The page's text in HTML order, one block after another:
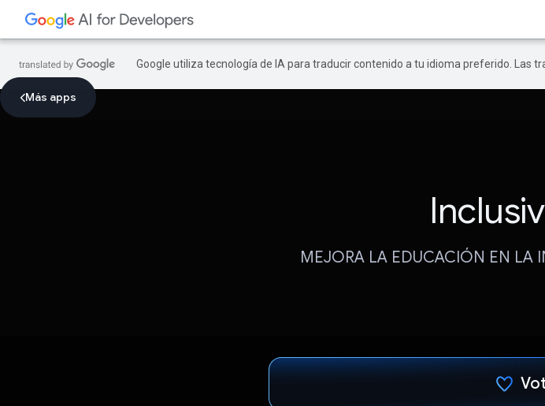
Google utiliza tecnología de IA para traducir contenido a tu idioma preferido. Las
Más apps
MEJORA LA EDUCACIÓN EN LA